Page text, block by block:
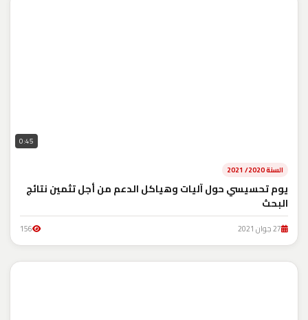
0:45
السنة 2020/ 2021
يوم تحسيسي حول آليات وهياكل الدعم من أجل تثمين نتائج
البحث
27 جوان 2021 156